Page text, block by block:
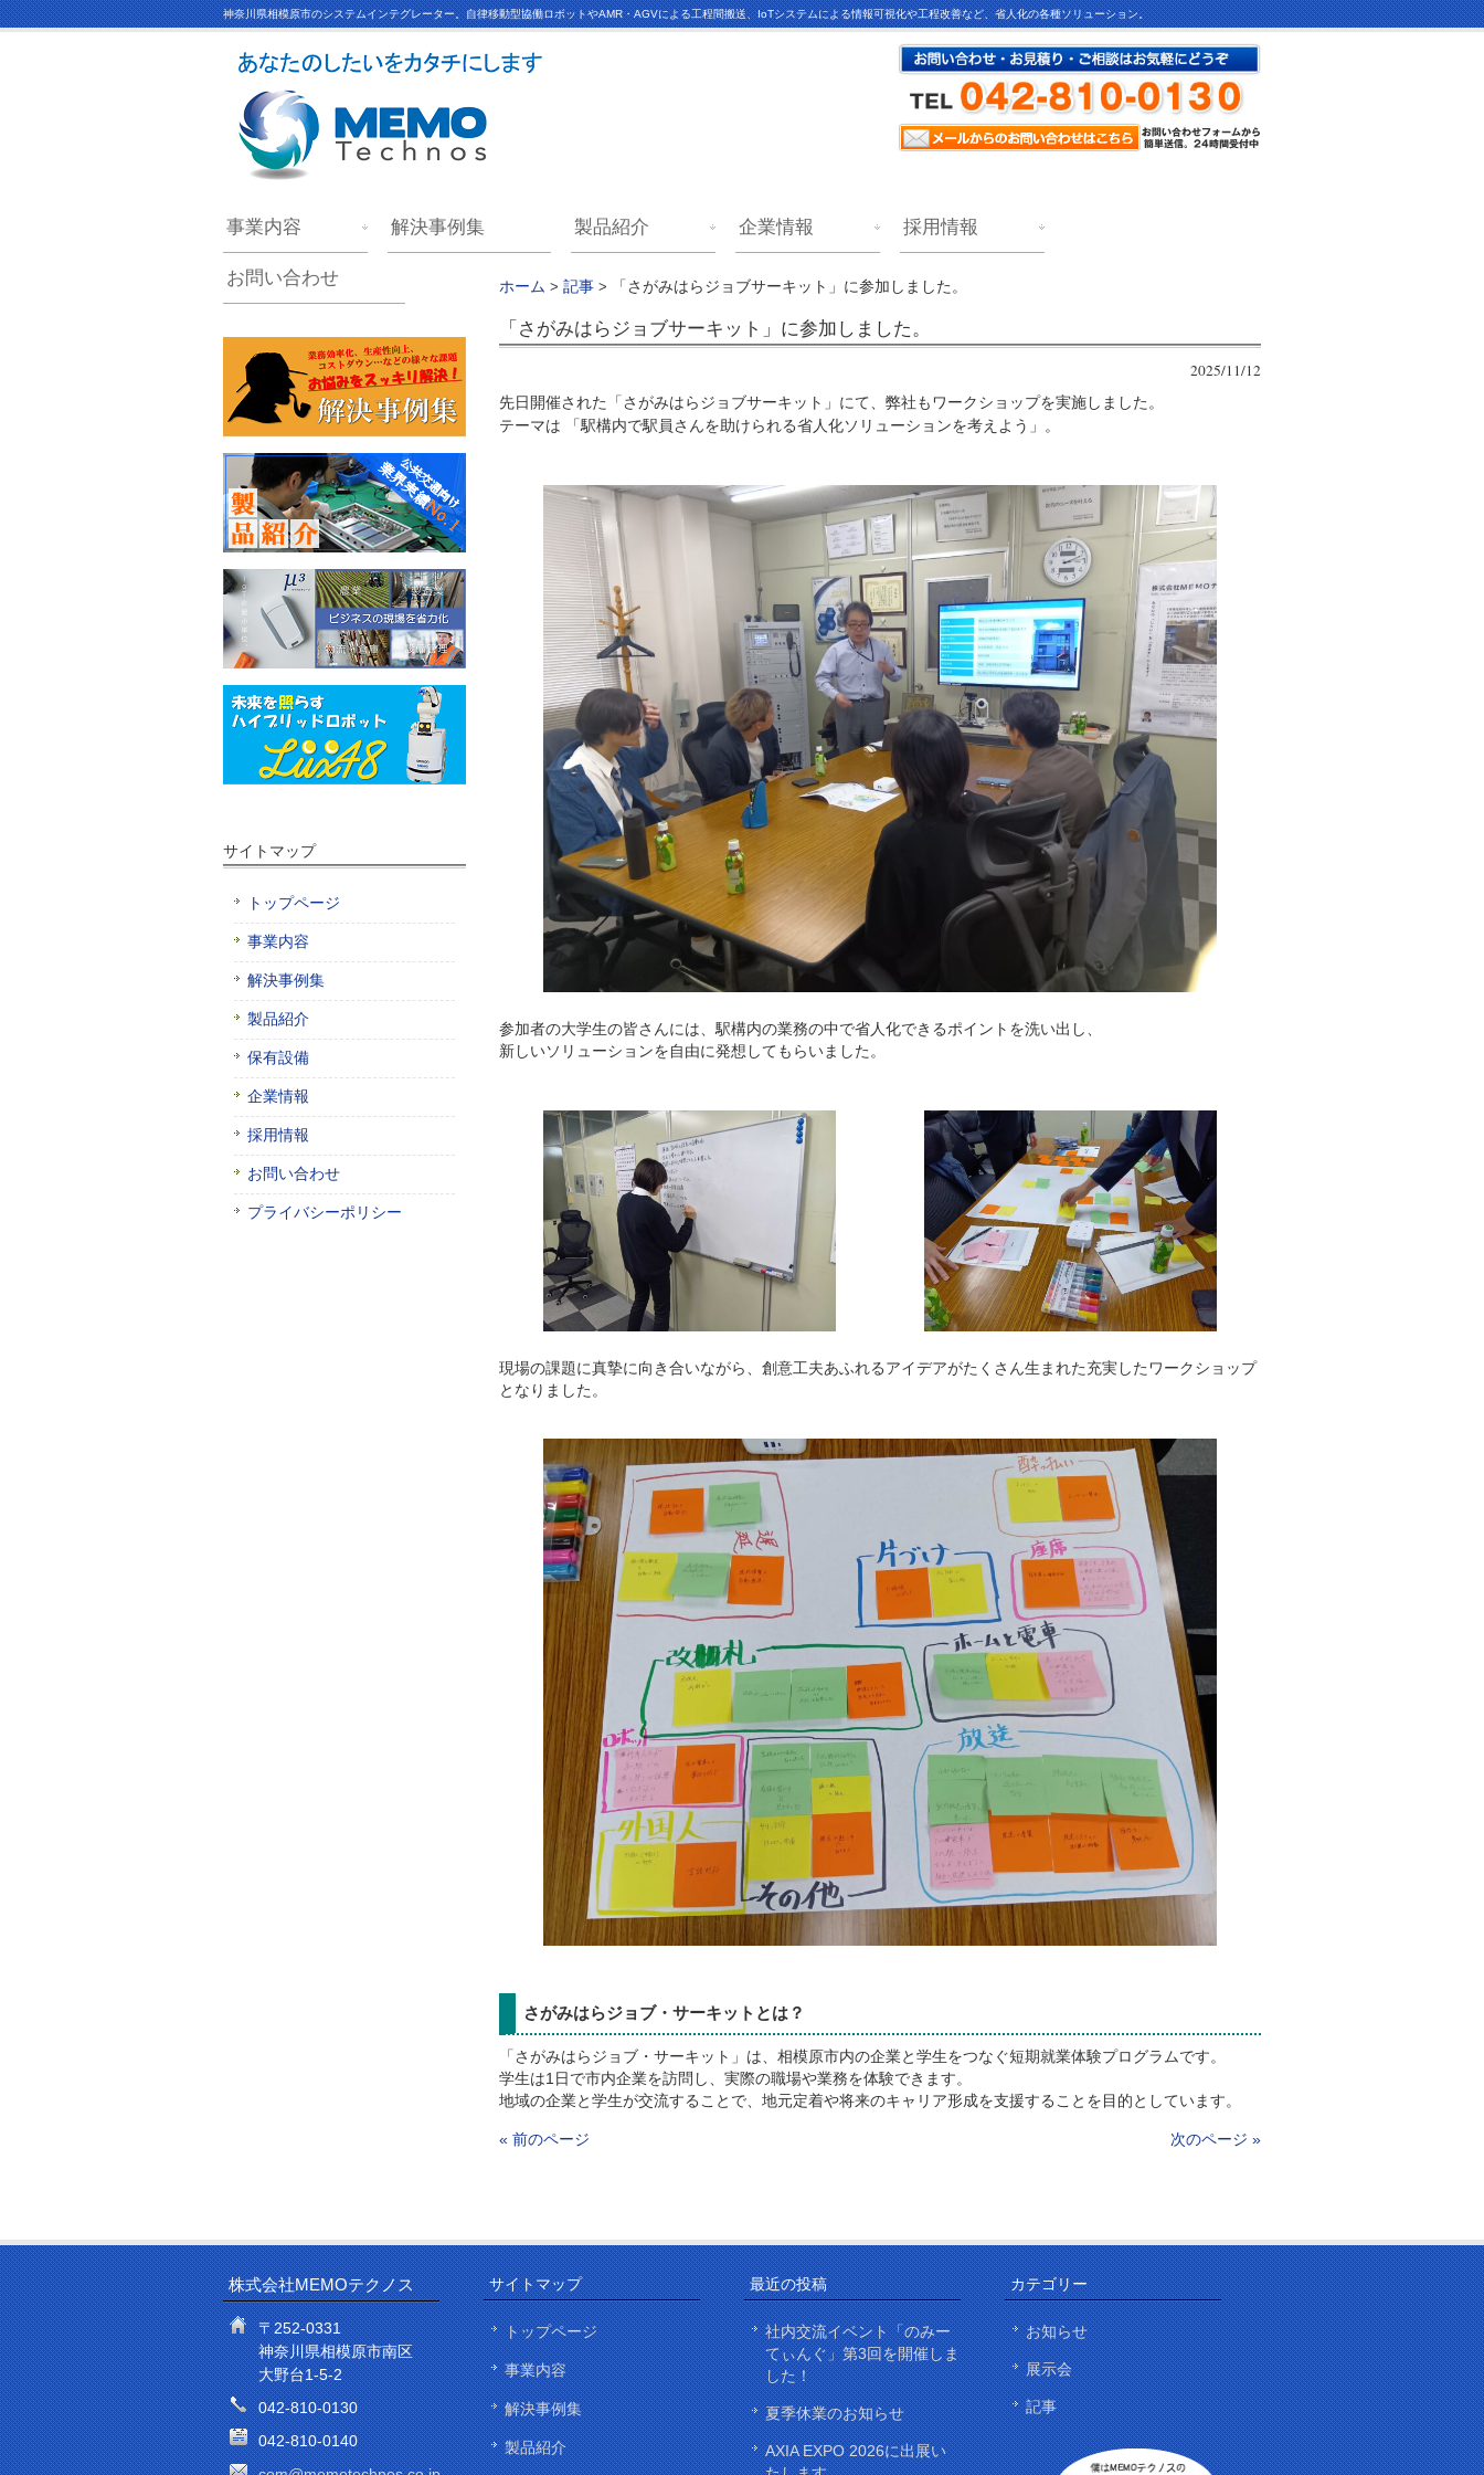
神奈川県相模原市のシステムインテグレーター。自律移動型協働ロボットやAMR・AGVによる工程間搬送、IoTシステムによる情報可視化や工程改善など、省人化の各種ソリューション。
事業内容 解決事例集 製品紹介 企業情報 採用情報
お問い合わせ ホーム > 記事 > 「さがみはらジョブサーキット」に参加しました。
「さがみはらジョブサーキット」に参加しました。
2025/11/12
先日開催された「さがみはらジョブサーキット」にて、弊社もワークショップを実施しました。
テーマは
「駅構内で駅員さんを助けられる省人化ソリューションを考えよう 」 。
参加者の大学生の皆さんには、駅構内の業務の中で省人化できるポイントを洗い出し、
新しいソリューションを自由に発想してもらいました。
現場の課題に真摯に向き合いながら、創意工夫あふれるアイデアがたくさん生まれた充実したワークショップ
となりました。
さがみはらジョブ・サーキットとは？
「さがみはらジョブ・サーキット」は、相模原市内の企業と学生をつなぐ短期就業体験プログラムです。
学生は1日で市内企業を訪問し、実際の職場や業務を体験できます。
地域の企業と学生が交流することで、地元定着や将来のキャリア形成を支援することを目的としています。
« 前のページ 次のページ »
サイトマップ
トップページ
事業内容
解決事例集
製品紹介
保有設備
企業情報
採用情報
お問い合わせ
プライバシーポリシー
株式会社MEMOテクノス
〒252-0331
神奈川県相模原市南区
大野台1-5-2
042-810-0130
042-810-0140
サイトマップ
トップページ
事業内容
解決事例集
製品紹介
最近の投稿
社内交流イベント「のみー
てぃんぐ」第3回を開催しま
した！
夏季休業のお知らせ
AXIA EXPO 2026に出展い
カテゴリー
お知らせ
展示会
記事